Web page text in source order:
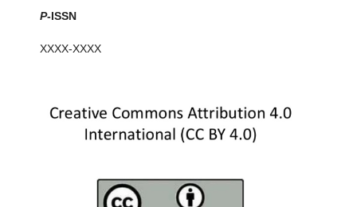
P-ISSN
XXXX-XXXX